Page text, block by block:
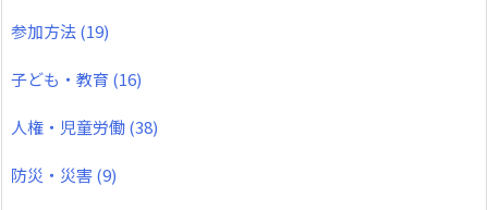
参加方法(19)
子ども・教育 (16)
人権・児童労働(38)
防災・災害(9)